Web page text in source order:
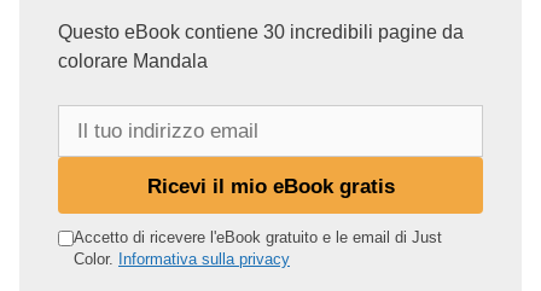
Questo eBook contiene 30 incredibili pagine da
colorare Mandala
o
Ricevi il mio eBook gratis
Accetto di ricevere l'eBook gratuito e le email di Just
Color. Informativa sulla privacy